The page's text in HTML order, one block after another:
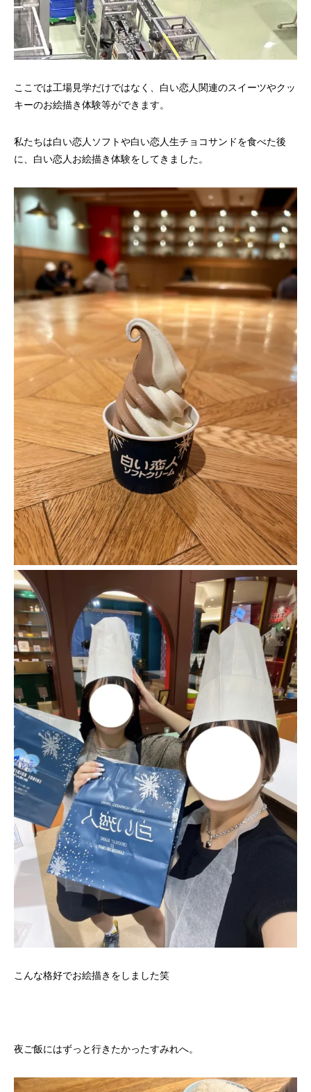
ここでは工場見学だけではなく、白い恋人関連のスイーツやクッ
キーのお絵描き体験等ができます。
私たちは白い恋人ソフトや白い恋人生チョコサンドを食べた後
に、白い恋人お絵描き体験をしてきました。
こんな格好でお絵描きをしました笑
夜ご飯にはずっと行きたかったすみれへ。